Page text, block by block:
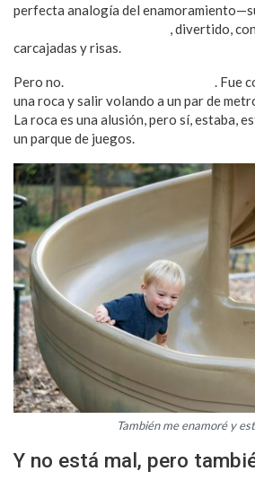
perfecta analogía del
, divertido,
carcajadas y risas.
Pero no.
. Fue
una roca y salir volando a un par de
La roca es una alusión, pero sí, estaba,
un parque de juegos.
También me enamoré y
Y no está mal, pero